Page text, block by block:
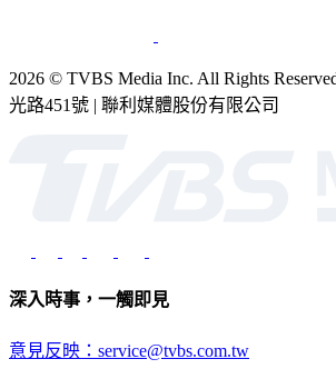
2026 © TVBS Media Inc. All Rights
光路451號 | 聯利媒體股份有限公司
深入時事，一觸即見
意見反映：service@tvbs.com.tw